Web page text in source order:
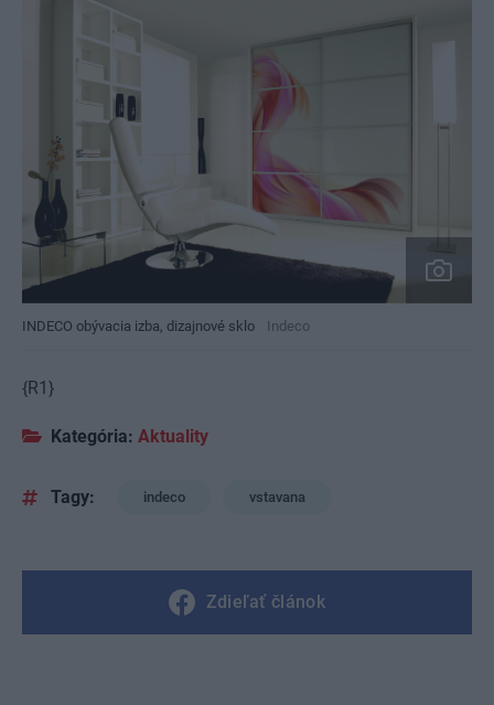
INDECO obývacia izba, dizajnové sklo Indeco
{R1}
Kategória: Aktuality
Tagy: indeco vstavana
Zdieľať článok